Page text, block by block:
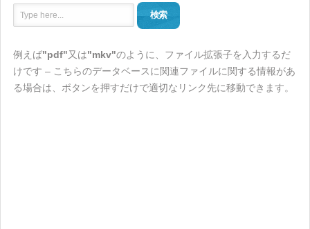
検索
例えば"pdf"又は"mkv"のように、ファイル拡張子を入力するだ
けです – こちらのデータベースに関連ファイルに関する情報があ
る場合は、ボタンを押すだけで適切なリンク先に移動できます。